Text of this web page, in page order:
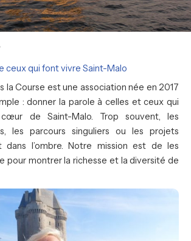
ceux qui font vivre Saint-Malo
la Course est une association née en 2017
: donner la parole à celles et ceux qui
de Saint-Malo. Trop souvent, les
les parcours singuliers ou les projets
dans l’ombre. Notre mission est de les
pour montrer la richesse et la diversité de